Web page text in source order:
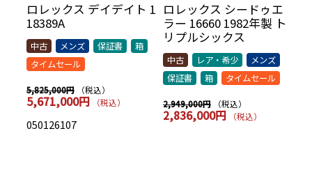
ロレックス デイデイト 1
18389A
中古 メンズ 保証書
箱
タイムセール
5,825,000円 （税込）
5,671,000円 （税込）
050126107
ロレックス シードゥエ
ラー 16660 1982年製 ト
リプルシックス
中古 レア・希少
メンズ
保証書
箱 タイムセール
2,949,000円 （税込）
2,836,000円 （税込）